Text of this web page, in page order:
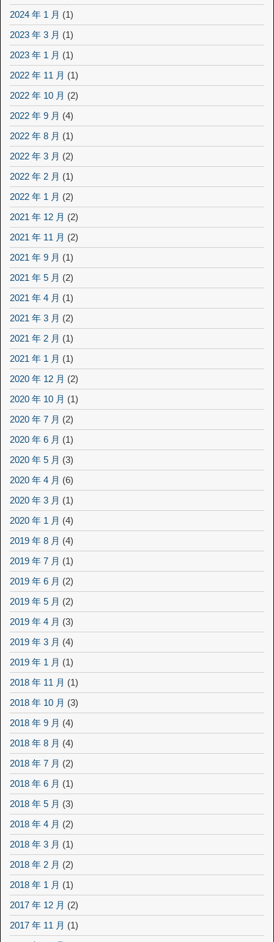
2024 年 1 月 (1)
2023 年 3 月 (1)
2023 年 1 月 (1)
2022 年 11 月 (1)
2022 年 10 月 (2)
2022 年 9 月 (4)
2022 年 8 月 (1)
2022 年 3 月 (2)
2022 年 2 月 (1)
2022 年 1 月 (2)
2021 年 12 月 (2)
2021 年 11 月 (2)
2021 年 9 月 (1)
2021 年 5 月 (2)
2021 年 4 月 (1)
2021 年 3 月 (2)
2021 年 2 月 (1)
2021 年 1 月 (1)
2020 年 12 月 (2)
2020 年 10 月 (1)
2020 年 7 月 (2)
2020 年 6 月 (1)
2020 年 5 月 (3)
2020 年 4 月 (6)
2020 年 3 月 (1)
2020 年 1 月 (4)
2019 年 8 月 (4)
2019 年 7 月 (1)
2019 年 6 月 (2)
2019 年 5 月 (2)
2019 年 4 月 (3)
2019 年 3 月 (4)
2019 年 1 月 (1)
2018 年 11 月 (1)
2018 年 10 月 (3)
2018 年 9 月 (4)
2018 年 8 月 (4)
2018 年 7 月 (2)
2018 年 6 月 (1)
2018 年 5 月 (3)
2018 年 4 月 (2)
2018 年 3 月 (1)
2018 年 2 月 (2)
2018 年 1 月 (1)
2017 年 12 月 (2)
2017 年 11 月 (1)